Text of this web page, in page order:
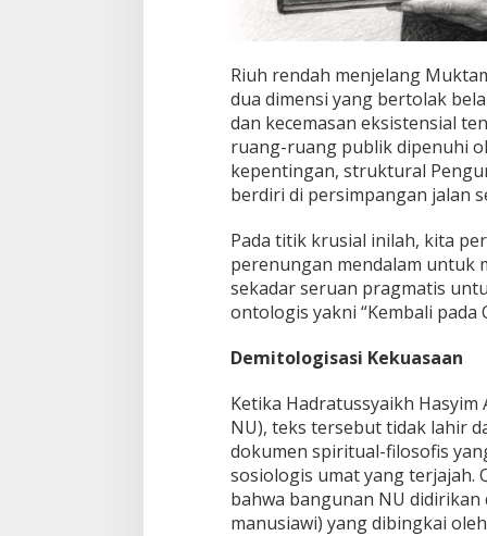
Riuh rendah menjelang
dua dimensi yang bertolak
dan kecemasan eksistensial
ruang-ruang publik dipenuhi
kepentingan, struktural
berdiri di persimpangan jalan
Pada titik krusial inilah, kita
perenungan mendalam untuk
sekadar seruan pragmatis
ontologis yakni “Kembali pada
Demitologisasi Kekuasaan
Ketika Hadratussyaikh Hasyim
NU), teks tersebut tidak lahir
dokumen spiritual-filosofis
sosiologis umat yang terjajah.
bahwa bangunan NU didirikan
manusiawi) yang dibingkai